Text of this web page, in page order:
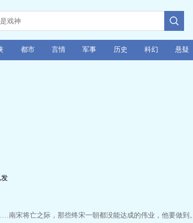
都市 言情 军事 历史 科幻 悬疑
宋将亡之际，那些终宋一朝都没能达成的伟业，他要做到